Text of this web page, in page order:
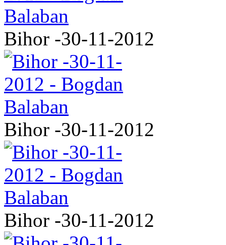
Bihor -30-11-2012
Bihor -30-11-2012
Bihor -30-11-2012